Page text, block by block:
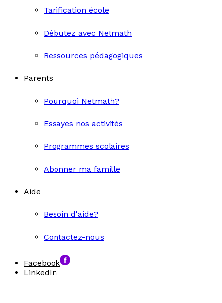
Tarification école
Débutez avec Netmath
Ressources pédagogiques
Parents
Pourquoi Netmath?
Essayes nos activités
Programmes scolaires
Abonner ma famille
Aide
Besoin d'aide?
Contactez-nous
Facebook
LinkedIn